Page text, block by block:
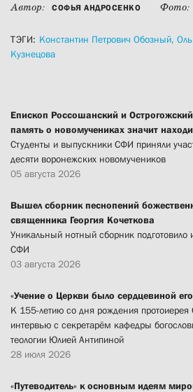
Автор: СОФЬЯ АНДРОСЕНКО Фото:
ТЭГИ: Константин Петрович Обозный,
Кузнецова
Епископ Россошанский и
память о новомучениках значит
Студенты и выпускники СФИ приняли
десяти воронежских новомучеников
05 августа 2026
Вышел сборник песнопений
священника Георгия Кочеткова
Уникальный нотный сборник подготовило
СФИ
03 августа 2026
«Учение о Церкви было сердцевиной
К 155-летию со дня рождения протоиерея
интервью с секретарём кафедры
теологии Юлией Антипиной
28 июля 2026
«Путеводитель» к основным идеям